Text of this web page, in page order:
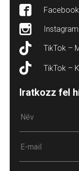
Facebook
Instagram
TikTok –
TikTok –
Iratkozz fel